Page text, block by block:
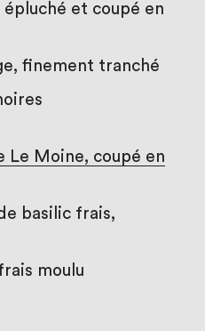
et coupé en
finement tranché
Le Moine, coupé en
basilic frais,
moulu